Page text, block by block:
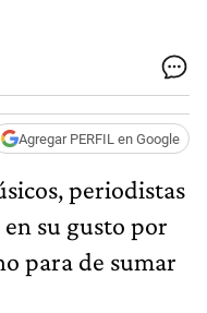
Agregar PERFIL en Google
periodistas
su gusto por
para de sumar